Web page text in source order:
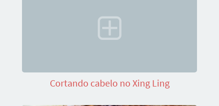
Cortando cabelo no Xing Ling